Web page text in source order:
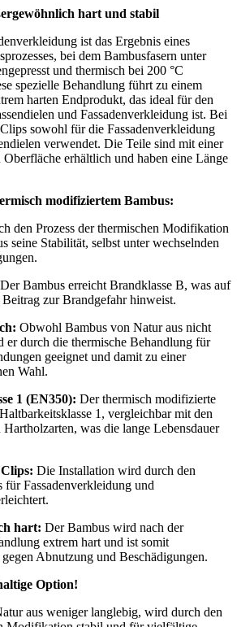
hart und stabil
ist das Ergebnis eines
bei dem Bambusfasern unter
und thermisch bei 200 °C
spezielle Behandlung führt zu einem
harten Endprodukt, das ideal für den
und Fassadenverkleidung ist. Bei
sowohl für die Fassadenverkleidung
verwendet. Die Teile sind mit einer
Oberfläche erhältlich und haben eine Länge
modifiziertem Bambus:
den Prozess der thermischen Modifikation
seine Stabilität, selbst unter wechselnden
Der Bambus erreicht Brandklasse B, was auf
Beitrag zur Brandgefahr hinweist.
Obwohl Bambus von Natur aus nicht
er durch die thermische Behandlung für
geeignet und damit zu einer
Wahl.
1 (EN350): Der thermisch modifizierte
1, vergleichbar mit den
Hartholzarten, was die lange Lebensdauer
Die Installation wird durch den
für Fassadenverkleidung und
hart: Der Bambus wird nach der
extrem hart und ist somit
Abnutzung und Beschädigungen.
Option!
aus weniger langlebig, wird durch den